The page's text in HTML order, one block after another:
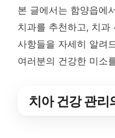
본 글에서는 함양읍에
치과를 추천하고, 치
사항들을 자세히 알려
여러분의 건강한 미소
치아 건강 관리